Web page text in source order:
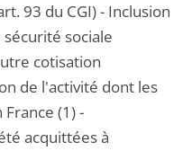
93 du CGI) - Inclusion
sociale
cotisation
de l'activité dont les
(1) -
acquittées à